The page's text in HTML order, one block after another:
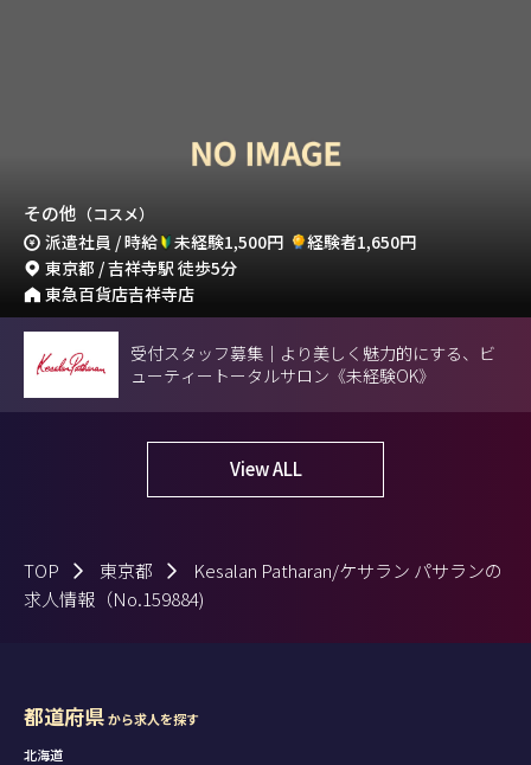
その他 （コスメ）
派遣社員 / 時給 未経験1,500円
経験者1,650円
東京都 / 吉祥寺駅 徒歩5分
東急百貨店吉祥寺店
受付スタッフ募集｜より美しく魅力的にする、ビ
ューティートータルサロン《未経験OK》
View ALL
TOP 東京都
Kesalan Patharan/ケサラン パサランの
求人情報（No.159884)
都道府県から求人を探す
北海道